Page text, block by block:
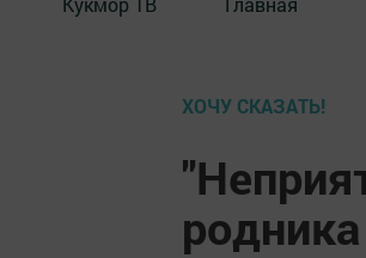
ХОЧУ СКАЗАТЬ!